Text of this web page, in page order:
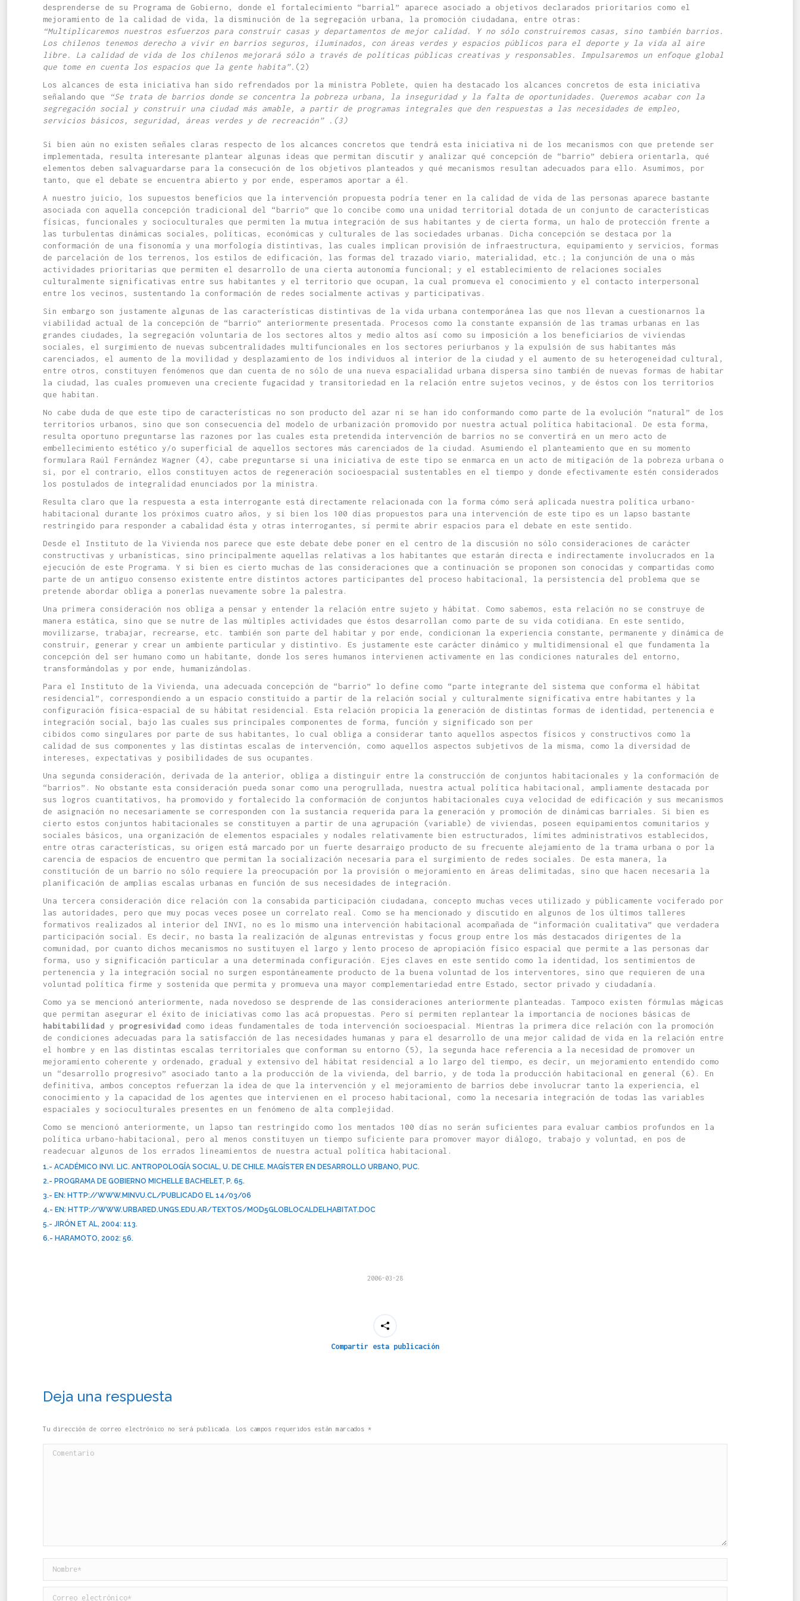
desprenderse de su Programa de Gobierno, donde el fortalecimiento “barrial” aparece asociado a objetivos declarados prioritarios como el
mejoramiento de la calidad de vida, la disminución de la segregación urbana, la promoción ciudadana, entre otras:
“Multiplicaremos nuestros esfuerzos para construir casas y departamentos de mejor calidad. Y no sólo construiremos casas, sino también barrios.
Los chilenos tenemos derecho a vivir en barrios seguros, iluminados, con áreas verdes y espacios públicos para el deporte y la vida al aire
libre. La calidad de vida de los chilenos mejorará sólo a través de políticas públicas creativas y responsables. Impulsaremos un enfoque global
que tome en cuenta los espacios que la gente habita”. (2)
Los alcances de esta iniciativa han sido refrendados por la ministra Poblete, quien ha destacado los alcances concretos de esta iniciativa
señalando que
“Se trata de barrios donde se concentra la pobreza urbana, la inseguridad y la falta de oportunidades. Queremos acabar con la
segregación social y construir una ciudad más amable, a partir de programas integrales que den respuestas a las necesidades de empleo,
servicios básicos, seguridad, áreas verdes y de recreación” .(3)
Si bien aún no existen señales claras respecto de los alcances concretos que tendrá esta iniciativa ni de los mecanismos con que pretende ser
implementada, resulta interesante plantear algunas ideas que permitan discutir y analizar qué concepción de “barrio” debiera orientarla, qué
elementos deben salvaguardarse para la consecución de los objetivos planteados y qué mecanismos resultan adecuados para ello. Asumimos, por
tanto, que el debate se encuentra abierto y por ende, esperamos aportar a él.
A nuestro juicio, los supuestos beneficios que la intervención propuesta podría tener en la calidad de vida de las personas aparece bastante
asociada con aquella concepción tradicional del “barrio” que lo concibe como una unidad territorial dotada de un conjunto de características
físicas, funcionales y socioculturales que permiten la mutua integración de sus habitantes y de cierta forma, un halo de protección frente a
las turbulentas dinámicas sociales, políticas, económicas y culturales de las sociedades urbanas. Dicha concepción se destaca por la
conformación de una fisonomía y una morfología distintivas, las cuales implican provisión de infraestructura, equipamiento y servicios, formas
de parcelación de los terrenos, los estilos de edificación, las formas del trazado viario, materialidad, etc.; la conjunción de una o más
actividades prioritarias que permiten el desarrollo de una cierta autonomía funcional; y el establecimiento de relaciones sociales
culturalmente significativas entre sus habitantes y el territorio que ocupan, la cual promueva el conocimiento y el contacto interpersonal
entre los vecinos, sustentando la conformación de redes socialmente activas y participativas.
Sin embargo son justamente algunas de las características distintivas de la vida urbana contemporánea las que nos llevan a cuestionarnos la
viabilidad actual de la concepción de “barrio” anteriormente presentada. Procesos como la constante expansión de las tramas urbanas en las
grandes ciudades, la segregación voluntaria de los sectores altos y medio altos así como su imposición a los beneficiarios de viviendas
sociales, el surgimiento de nuevas subcentralidades multifuncionales en los sectores periurbanos y la expulsión de sus habitantes más
carenciados, el aumento de la movilidad y desplazamiento de los individuos al interior de la ciudad y el aumento de su heterogeneidad cultural,
entre otros, constituyen fenómenos que dan cuenta de no sólo de una nueva espacialidad urbana dispersa sino también de nuevas formas de habitar
la ciudad, las cuales promueven una creciente fugacidad y transitoriedad en la relación entre sujetos vecinos, y de éstos con los territorios
que habitan.
No cabe duda de que este tipo de características no son producto del azar ni se han ido conformando como parte de la evolución “natural” de los
territorios urbanos, sino que son consecuencia del modelo de urbanización promovido por nuestra actual política habitacional. De esta forma,
resulta oportuno preguntarse las razones por las cuales esta pretendida intervención de barrios no se convertirá en un mero acto de
embellecimiento estético y/o superficial de aquellos sectores más carenciados de la ciudad. Asumiendo el planteamiento que en su momento
formulara Raúl Fernández Wagner (4), cabe preguntarse si una iniciativa de este tipo se enmarca en un acto de mitigación de la pobreza urbana o
si, por el contrario, ellos constituyen actos de regeneración socioespacial sustentables en el tiempo y donde efectivamente estén considerados
los postulados de integralidad enunciados por la ministra.
Resulta claro que la respuesta a esta interrogante está directamente relacionada con la forma cómo será aplicada nuestra política urbano-
habitacional durante los próximos cuatro años, y si bien los 100 días propuestos para una intervención de este tipo es un lapso bastante
restringido para responder a cabalidad ésta y otras interrogantes, sí permite abrir espacios para el debate en este sentido.
Desde el Instituto de la Vivienda nos parece que este debate debe poner en el centro de la discusión no sólo consideraciones de carácter
constructivas y urbanísticas, sino principalmente aquellas relativas a los habitantes que estarán directa e indirectamente involucrados en la
ejecución de este Programa. Y si bien es cierto muchas de las consideraciones que a continuación se proponen son conocidas y compartidas como
parte de un antiguo consenso existente entre distintos actores participantes del proceso habitacional, la persistencia del problema que se
pretende abordar obliga a ponerlas nuevamente sobre la palestra.
Una primera consideración nos obliga a pensar y entender la relación entre sujeto y hábitat. Como sabemos, esta relación no se construye de
manera estática, sino que se nutre de las múltiples actividades que éstos desarrollan como parte de su vida cotidiana. En este sentido,
movilizarse, trabajar, recrearse, etc. también son parte del habitar y por ende, condicionan la experiencia constante, permanente y dinámica de
construir, generar y crear un ambiente particular y distintivo. Es justamente este carácter dinámico y multidimensional el que fundamenta la
concepción del ser humano como un habitante, donde los seres humanos intervienen activamente en las condiciones naturales del entorno,
transformándolas y por ende, humanizándolas.
Para el Instituto de la Vivienda, una adecuada concepción de “barrio” lo define como “parte integrante del sistema que conforma el hábitat
residencial”, correspondiendo a un espacio constituido a partir de la relación social y culturalmente significativa entre habitantes y la
configuración física-espacial de su hábitat residencial. Esta relación propicia la generación de distintas formas de identidad, pertenencia e
integración social, bajo las cuales sus principales componentes de forma, función y significado son per
cibidos como singulares por parte de sus habitantes, lo cual obliga a considerar tanto aquellos aspectos físicos y constructivos como la
calidad de sus componentes y las distintas escalas de intervención, como aquellos aspectos subjetivos de la misma, como la diversidad de
intereses, expectativas y posibilidades de sus ocupantes.
Una segunda consideración, derivada de la anterior, obliga a distinguir entre la construcción de conjuntos habitacionales y la conformación de
“barrios”. No obstante esta consideración pueda sonar como una perogrullada, nuestra actual política habitacional, ampliamente destacada por
sus logros cuantitativos, ha promovido y fortalecido la conformación de conjuntos habitacionales cuya velocidad de edificación y sus mecanismos
de asignación no necesariamente se corresponden con la sustancia requerida para la generación y promoción de dinámicas barriales. Si bien es
cierto estos conjuntos habitacionales se constituyen a partir de una agrupación (variable) de viviendas, poseen equipamientos comunitarios y
sociales básicos, una organización de elementos espaciales y nodales relativamente bien estructurados, límites administrativos establecidos,
entre otras características, su origen está marcado por un fuerte desarraigo producto de su frecuente alejamiento de la trama urbana o por la
carencia de espacios de encuentro que permitan la socialización necesaria para el surgimiento de redes sociales. De esta manera, la
constitución de un barrio no sólo requiere la preocupación por la provisión o mejoramiento en áreas delimitadas, sino que hacen necesaria la
planificación de amplias escalas urbanas en función de sus necesidades de integración.
Una tercera consideración dice relación con la consabida participación ciudadana, concepto muchas veces utilizado y públicamente vociferado por
las autoridades, pero que muy pocas veces posee un correlato real. Como se ha mencionado y discutido en algunos de los últimos talleres
formativos realizados al interior del INVI, no es lo mismo una intervención habitacional acompañada de “información cualitativa” que verdadera
participación social. Es decir, no basta la realización de algunas entrevistas y focus group entre los más destacados dirigentes de la
comunidad, por cuanto dichos mecanismos no sustituyen el largo y lento proceso de apropiación físico espacial que permite a las personas dar
forma, uso y significación particular a una determinada configuración. Ejes claves en este sentido como la identidad, los sentimientos de
pertenencia y la integración social no surgen espontáneamente producto de la buena voluntad de los interventores, sino que requieren de una
voluntad política firme y sostenida que permita y promueva una mayor complementariedad entre Estado, sector privado y ciudadanía.
Como ya se mencionó anteriormente, nada novedoso se desprende de las consideraciones anteriormente planteadas. Tampoco existen fórmulas mágicas
que permitan asegurar el éxito de iniciativas como las acá propuestas. Pero sí permiten replantear la importancia de nociones básicas de
habitabilidad y progresividad como ideas fundamentales de toda intervención socioespacial. Mientras la primera dice relación con la promoción
de condiciones adecuadas para la satisfacción de las necesidades humanas y para el desarrollo de una mejor calidad de vida en la relación entre
el hombre y en las distintas escalas territoriales que conforman su entorno (5), la segunda hace referencia a la necesidad de promover un
mejoramiento coherente y ordenado, gradual y extensivo del hábitat residencial a lo largo del tiempo, es decir, un mejoramiento entendido como
un “desarrollo progresivo” asociado tanto a la producción de la vivienda, del barrio, y de toda la producción habitacional en general (6). En
definitiva, ambos conceptos refuerzan la idea de que la intervención y el mejoramiento de barrios debe involucrar tanto la experiencia, el
conocimiento y la capacidad de los agentes que intervienen en el proceso habitacional, como la necesaria integración de todas las variables
espaciales y socioculturales presentes en un fenómeno de alta complejidad.
Como se mencionó anteriormente, un lapso tan restringido como los mentados 100 días no serán suficientes para evaluar cambios profundos en la
política urbano-habitacional, pero al menos constituyen un tiempo suficiente para promover mayor diálogo, trabajo y voluntad, en pos de
readecuar algunos de los errados lineamientos de nuestra actual política habitacional.
1.- ACADÉMICO INVI. LIC. ANTROPOLOGÍA SOCIAL, U. DE CHILE. MAGÍSTER EN DESARROLLO URBANO, PUC.
2.- PROGRAMA DE GOBIERNO MICHELLE BACHELET, P. 65.
3.- EN: HTTP://WWW.MINVU.CL/PUBLICADO EL 14/03/06
4.- EN: HTTP://WWW.URBARED.UNGS.EDU.AR/TEXTOS/MOD5GLOBLOCALDELHABITAT.DOC
5.- JIRÓN ET AL, 2004: 113.
6.- HARAMOTO, 2002: 56.
2006-03-28
Compartir esta publicación
Deja una respuesta
Tu dirección de correo electrónico no será publicada. Los campos requeridos están marcados *
Comentario
Nombre *
Correo electrónico *